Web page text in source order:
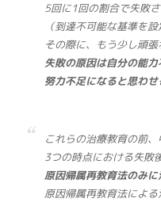
5回に1回の割合で失敗
（到達不可能な基準を設
その際に、もう少し頑張
失敗の原因は自分の能力
努力不足になると思わせ
これらの治療教育の前、
3つの時点における失敗
原因帰属再教育法のみに
原因帰属再教育法によ